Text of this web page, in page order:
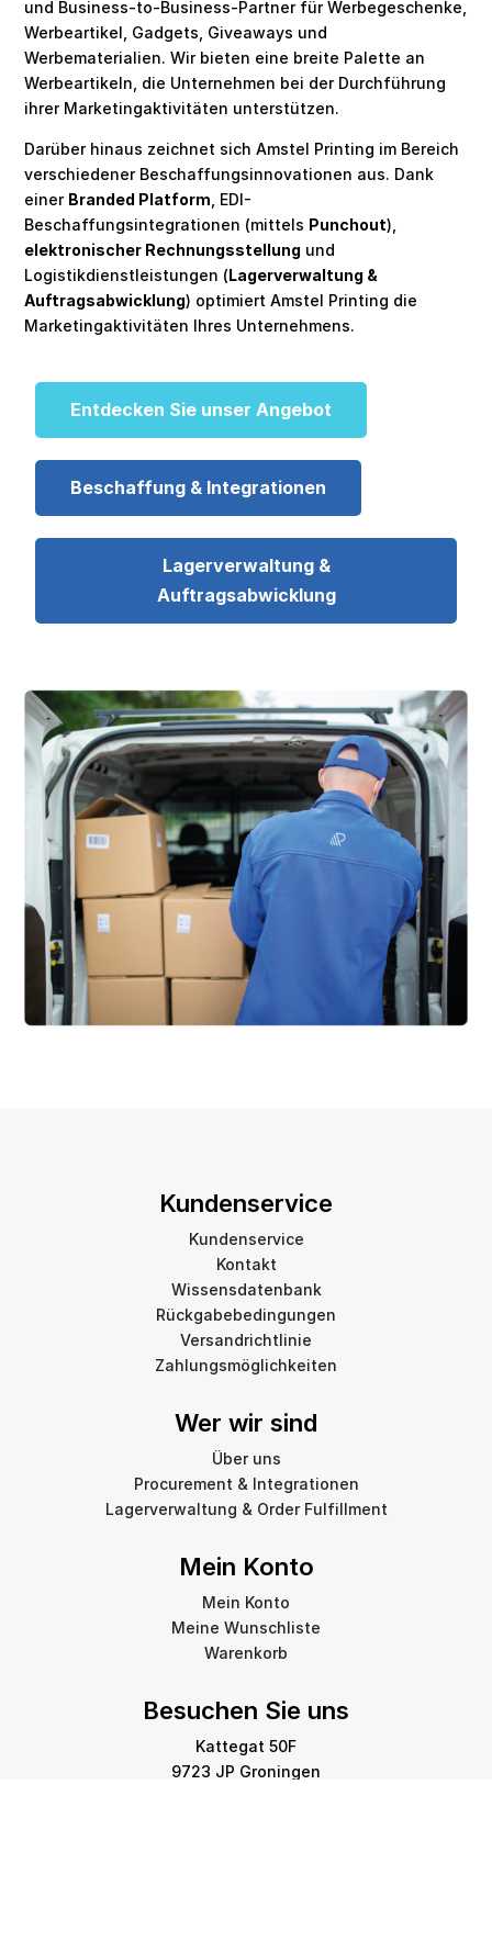
und Business-to-Business-Partner für Werbegeschenke,
Werbeartikel, Gadgets, Giveaways und
Werbematerialien. Wir bieten eine breite Palette an
Werbeartikeln, die Unternehmen bei der Durchführung
ihrer Marketingaktivitäten unterstützen.
Darüber hinaus zeichnet sich Amstel Printing im Bereich
verschiedener Beschaffungsinnovationen aus. Dank
einer Branded Platform , EDI-
Beschaffungsintegrationen (mittels Punchout),
elektronischer Rechnungsstellung und
Logistikdienstleistungen (Lagerverwaltung &
Auftragsabwicklung) optimiert Amstel Printing die
Marketingaktivitäten Ihres Unternehmens.
Entdecken Sie unser Angebot
Beschaffung & Integrationen
Lagerverwaltung &
Auftragsabwicklung
Kundenservice
Kundenservice
Kontakt
Wissensdatenbank
Rückgabebedingungen
Versandrichtlinie
Zahlungsmöglichkeiten
Wer wir sind
Über uns
Procurement & Integrationen
Lagerverwaltung & Order Fulfillment
Mein Konto
Mein Konto
Meine Wunschliste
Warenkorb
Besuchen Sie uns
Kattegat 50F
9723 JP Groningen